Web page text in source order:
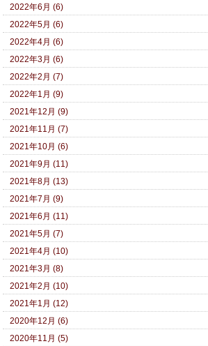
2022年6月 (6)
2022年5月 (6)
2022年4月 (6)
2022年3月 (6)
2022年2月 (7)
2022年1月 (9)
2021年12月 (9)
2021年11月 (7)
2021年10月 (6)
2021年9月 (11)
2021年8月 (13)
2021年7月 (9)
2021年6月 (11)
2021年5月 (7)
2021年4月 (10)
2021年3月 (8)
2021年2月 (10)
2021年1月 (12)
2020年12月 (6)
2020年11月 (5)